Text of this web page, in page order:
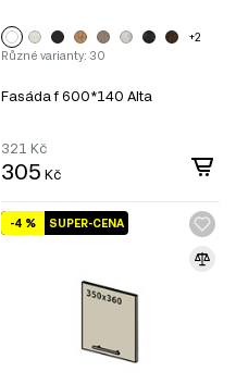
+2
Různé varianty: 30
Fasáda f 600*140 Alta
321 Kč
305 Kč
SUPER-CENA
-4 %